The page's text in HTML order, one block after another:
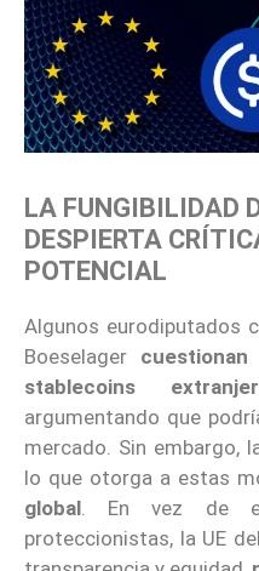
LA FUNGIBILIDAD
DESPIERTA
POTENCIAL
Algunos eurodiputados
Boeselager
stablecoins
argumentando que
mercado. Sin embargo,
lo que otorga a estas
global . En vez de
proteccionistas, la UE